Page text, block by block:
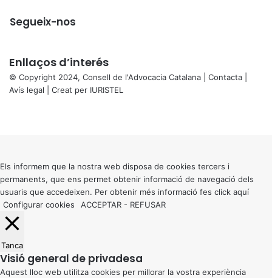
Segueix-nos
Enllaços d’interés
© Copyright 2024, Consell de l'Advocacia Catalana | Contacta
Avís legal | Creat per IURISTEL
button
Els informem que la nostra web disposa de cookies tercers i
permanents, que ens permet obtenir informació de navegació dels
usuaris que accedeixen. Per obtenir més informació fes click aquí
Configurar cookies
ACCEPTAR - REFUSAR
Tanca
Visió general de privadesa
Aquest lloc web utilitza cookies per millorar la vostra experiència